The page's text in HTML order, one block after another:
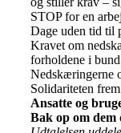
STOP for en
Dage uden tid til
Kravet om
forholdene i
Nedskæringerne
Solidariteten
Ansatte og
Bak op om dem